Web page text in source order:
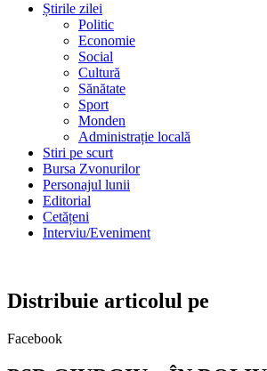
Știrile zilei
Politic
Economie
Social
Cultură
Sănătate
Sport
Monden
Administrație locală
Stiri pe scurt
Bursa Zvonurilor
Personajul lunii
Editorial
Cetățeni
Interviu/Eveniment
Distribuie articolul pe
Facebook